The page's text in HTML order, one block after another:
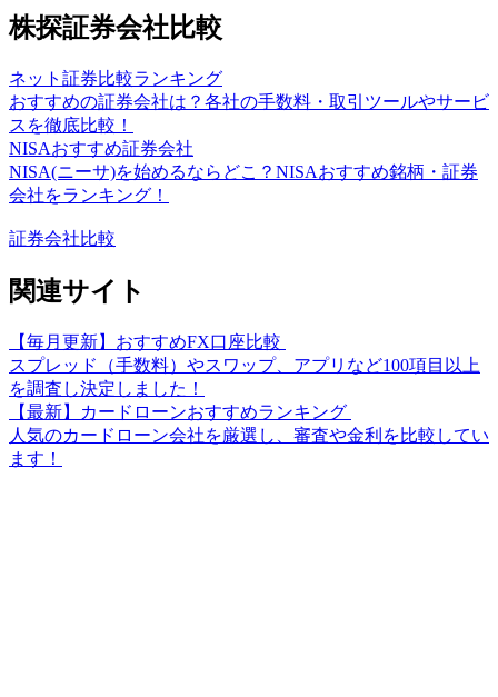
株探証券会社比較
ネット証券比較ランキング
おすすめの証券会社は？各社の手数料・取引ツールやサービ
スを徹底比較！
NISAおすすめ証券会社
NISA(ニーサ)を始めるならどこ？NISAおすすめ銘柄・証券
会社をランキング！
証券会社比較
関連サイト
【毎月更新】おすすめFX口座比較
スプレッド（手数料）やスワップ、アプリなど100項目以上
を調査し決定しました！
【最新】カードローンおすすめランキング
人気のカードローン会社を厳選し、審査や金利を比較してい
ます！